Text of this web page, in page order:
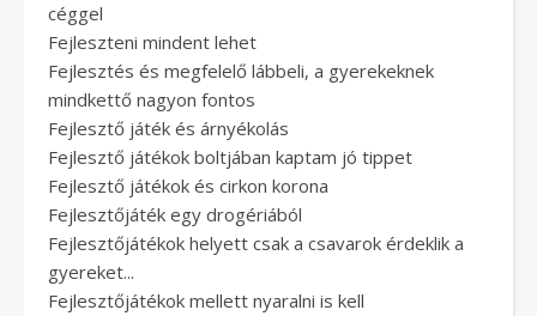
céggel
Fejleszteni mindent lehet
Fejlesztés és megfelelő lábbeli, a gyerekeknek
mindkettő nagyon fontos
Fejlesztő játék és árnyékolás
Fejlesztő játékok boltjában kaptam jó tippet
Fejlesztő játékok és cirkon korona
Fejlesztőjáték egy drogériából
Fejlesztőjátékok helyett csak a csavarok érdeklik a
gyereket...
Fejlesztőjátékok mellett nyaralni is kell